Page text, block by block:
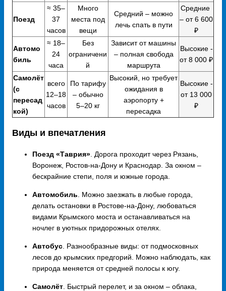
Поезд
≈ 35–
37
часов
Много
места под
вещи
Средний – можно
лечь спать в пути
Средние
– от 6 600
₽
Автомо
биль
≈ 18–
24
часа
Без
ограничени
й
Зависит от машины
– полная свобода
маршрута
Высокие -
от 8 000 ₽
Самолёт
(с
пересад
кой)
всего
12–18
часов
По тарифу
– обычно
5–20 кг
Высокий, но требует
ожидания в
аэропорту +
пересадка
Высокие -
от 13 000
₽
Виды и впечатления
Поезд «Таврия» . Дорога проходит через Рязань,
Воронеж, Ростов-на-Дону и Краснодар. За окном –
бескрайние степи, поля и южные города.
Автомобиль . Можно заезжать в любые города,
делать остановки в Ростове-на-Дону, любоваться
видами Крымского моста и останавливаться на
ночлег в уютных придорожных отелях.
Автобус . Разнообразные виды: от подмосковных
лесов до крымских предгорий. Можно наблюдать, как
природа меняется от средней полосы к югу.
Самолёт . Быстрый перелет, и за окном – облака,